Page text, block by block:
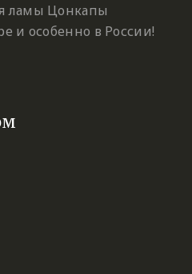
ламы Цонкапы
и особенно в России!